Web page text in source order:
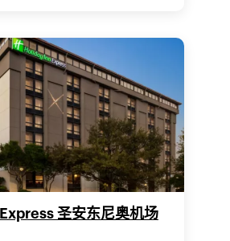
圣安东尼奥机场